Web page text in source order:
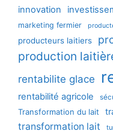
innovation
marketing fermier
producteurs laitiers
production
rentabilite glace
rentabilité agricole
Transformation du lait
transformation lait